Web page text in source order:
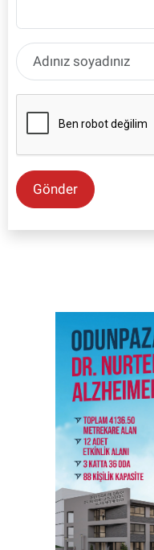
Gönder